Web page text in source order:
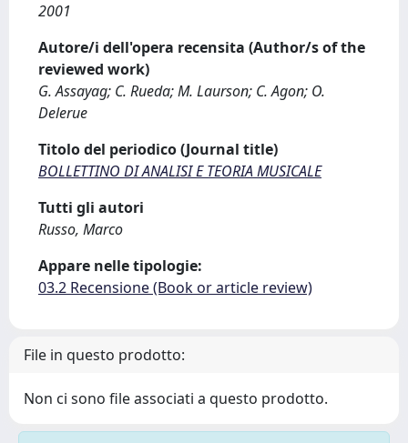
2001
Autore/i dell'opera recensita (Author/s of the
reviewed work)
G. Assayag; C. Rueda; M. Laurson; C. Agon; O.
Delerue
Titolo del periodico (Journal title)
BOLLETTINO DI ANALISI E TEORIA MUSICALE
Tutti gli autori
Russo, Marco
Appare nelle tipologie:
03.2 Recensione (Book or article review)
File in questo prodotto:
Non ci sono file associati a questo prodotto.